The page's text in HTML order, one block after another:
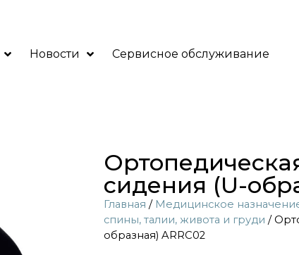
Новости Сервисное обслуживание
сидения (U-
Главная / Медицинское
спины, талии, живота и груди /
образная) ARRC02